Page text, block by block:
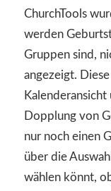
ChurchTools
werden
Gruppen sind,
angezeigt.
Dopplung von
nur noch einen
über die
wählen könnt,